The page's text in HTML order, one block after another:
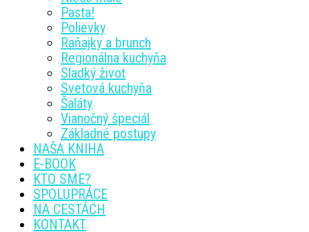
Pasta!
Polievky
Raňajky a brunch
Regionálna kuchyňa
Sladký život
Svetová kuchyňa
Šaláty
Vianočný špeciál
Základné postupy
NAŠA KNIHA
E-BOOK
KTO SME?
SPOLUPRÁCE
NA CESTÁCH
KONTAKT